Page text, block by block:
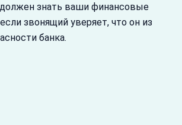
знать ваши финансовые
звонящий уверяет, что он из
банка.